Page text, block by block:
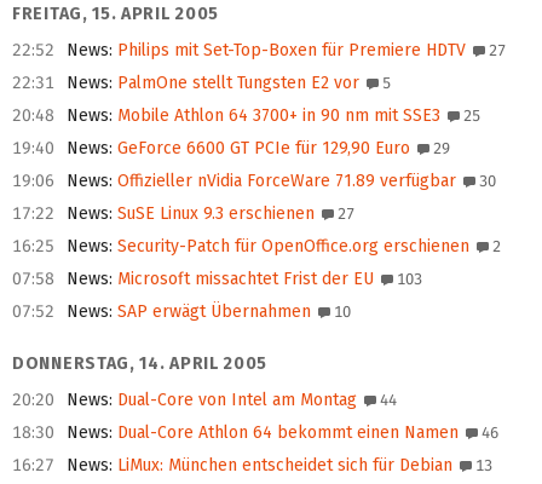
FREITAG, 15. APRIL 2005
22:52
News: Philips mit Set-Top-Boxen für Premiere HDTV 27
22:31 News: PalmOne stellt Tungsten E2 vor 5
20:48 News: Mobile Athlon 64 3700+ in 90 nm mit SSE3 25
19:40 News: GeForce 6600 GT PCIe für 129,90 Euro 29
19:06 News: Offizieller nVidia ForceWare 71.89 verfügbar 30
17:22 News: SuSE Linux 9.3 erschienen 27
16:25 News: Security-Patch für OpenOffice.org erschienen 2
07:58 News: Microsoft missachtet Frist der EU 103
07:52 News: SAP erwägt Übernahmen 10
DONNERSTAG, 14. APRIL 2005
20:20
News: Dual-Core von Intel am Montag 44
18:30 News: Dual-Core Athlon 64 bekommt einen Namen 46
16:27 News: LiMux: München entscheidet sich für Debian 13